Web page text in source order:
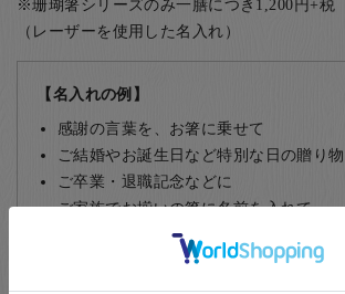
※珊瑚箸シリーズのみ一膳につき1,200円+税
（レーザーを使用した名入れ）
【名入れの例】
感謝の言葉を、お箸に乗せて
ご結婚やお誕生日など特別な日の贈り
ご卒業・退職記念などに
ご家族でお揃いの箸に名前を入れて
部活動やサークルの仲間同士で
飲食店など、常連のお客様に